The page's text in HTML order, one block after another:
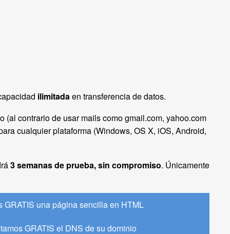
ilimitadaen transferencia de datos.
contrario de usar mails como gmail.com, yahoo.com
cualquier plataforma (Windows, OS X, iOS, Android,
3 semanas de prueba, sin compromiso. Únicamente
GRATIS una página sencilla en HTML
GRATIS el DNS de su dominio